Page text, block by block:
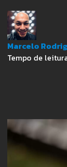
Marcelo
Tempo de